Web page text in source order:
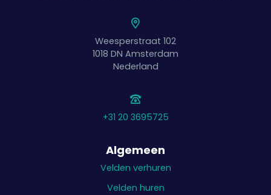
Weesperstraat 102
1018 DN Amsterdam
Nederland
+31 20 3695725
Algemeen
Velden verhuren
Velden huren